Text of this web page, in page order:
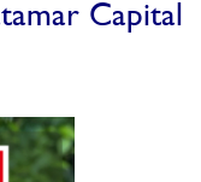
Capital